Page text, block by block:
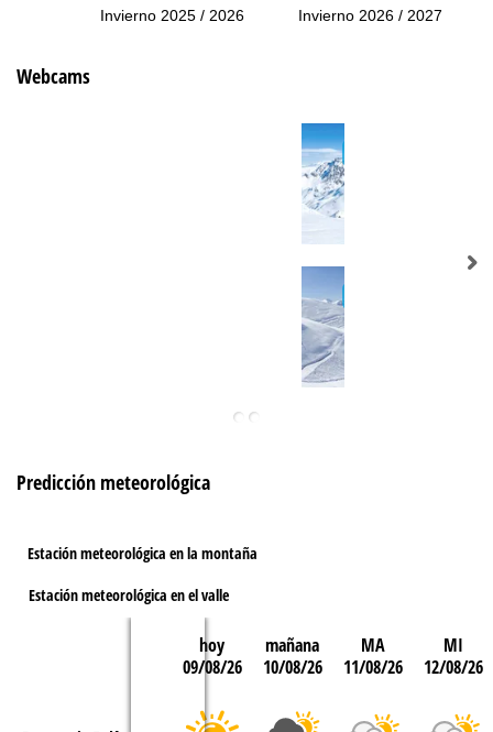
Invierno 2025 / 2026 Invierno 2026 / 2027
Webcams
Predicción meteorológica
Estación meteorológica en la montaña
Estación meteorológica en el valle
hoy
09/08/26
mañana
10/08/26
MA
11/08/26
MI
12/08/26